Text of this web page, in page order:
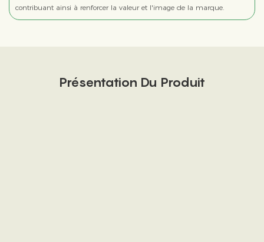
contribuant ainsi à renforcer la valeur et l'image de la marque.
Présentation Du Produit